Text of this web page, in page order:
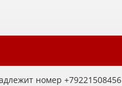
номер +79221508456